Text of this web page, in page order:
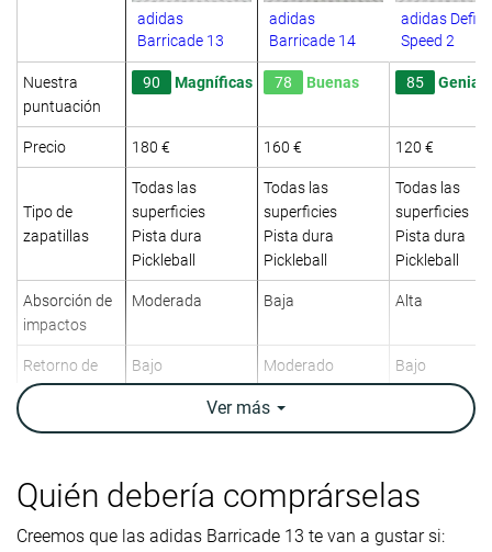
adidas
Barricade 13
adidas
Barricade 14
adidas
Speed 2
Nuestra
puntuación
90 Magníficas 78 Buenas 85
Precio 180 € 160 € 120 €
Tipo de
zapatillas
Todas las
superficies
Pista dura
Pickleball
Todas las
superficies
Pista dura
Pickleball
Todas las
superficies
Pista dura
Pickleball
Absorción de
impactos
Moderada Baja Alta
Retorno de
energía
Bajo Moderado Bajo
Tracción Alta Baja Moderada
TranspirabilidadMedia Alta Media
Ver más
Quién debería comprárselas
Creemos que las adidas Barricade 13 te van a gustar si: